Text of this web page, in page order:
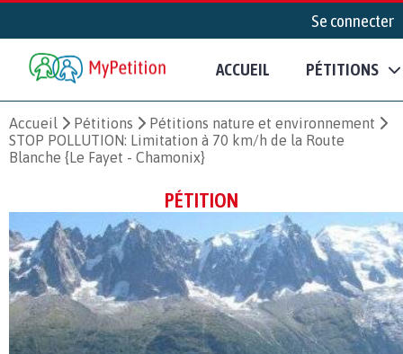
Se connecter
ACCUEIL PÉTITIONS
Accueil Pétitions
Pétitions nature et environnement
STOP POLLUTION: Limitation à 70 km/h de la Route
Blanche {Le Fayet - Chamonix}
PÉTITION